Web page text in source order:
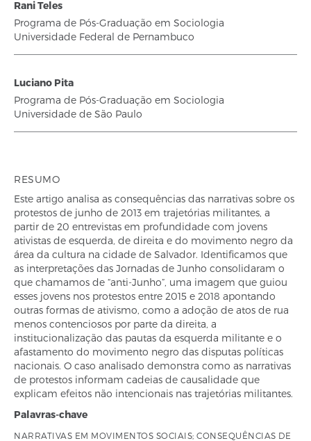
Rani Teles
Programa de Pós-Graduação em Sociologia
Universidade Federal de Pernambuco
Luciano Pita
Programa de Pós-Graduação em Sociologia
Universidade de São Paulo
RESUMO
Este artigo analisa as consequências das narrativas sobre os
protestos de junho de 2013 em trajetórias militantes, a
partir de 20 entrevistas em profundidade com jovens
ativistas de esquerda, de direita e do movimento negro da
área da cultura na cidade de Salvador. Identificamos que
as interpretações das Jornadas de Junho consolidaram o
que chamamos de “anti-Junho”, uma imagem que guiou
esses jovens nos protestos entre 2015 e 2018 apontando
outras formas de ativismo, como a adoção de atos de rua
menos contenciosos por parte da direita, a
institucionalização das pautas da esquerda militante e o
afastamento do movimento negro das disputas políticas
nacionais. O caso analisado demonstra como as narrativas
de protestos informam cadeias de causalidade que
explicam efeitos não intencionais nas trajetórias militantes.
Palavras-chave
NARRATIVAS EM MOVIMENTOS SOCIAIS; CONSEQUÊNCIAS DE